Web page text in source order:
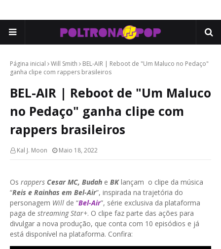
Página inicial Will Smith
BEL-AIR | Reboot de "Um Maluco no Pedaço"
ganha clipe com rappers brasileiros
BEL-AIR | Reboot de "Um Maluco
no Pedaço" ganha clipe com
rappers brasileiros
Kal J. Moon Maio 18, 2022
Os rappers Cesar MC, Budah e BKlançam o clipe da música
“Reis e Rainhas em Bel-Air”, inspirada na trajetória do
personagem Will de “Bel-Air”, série exclusiva da plataforma
paga de streaming Star+. O clipe faz parte das ações para
divulgar a nova produção, que conta com 10 episódios e já
está disponível na plataforma. Confira: